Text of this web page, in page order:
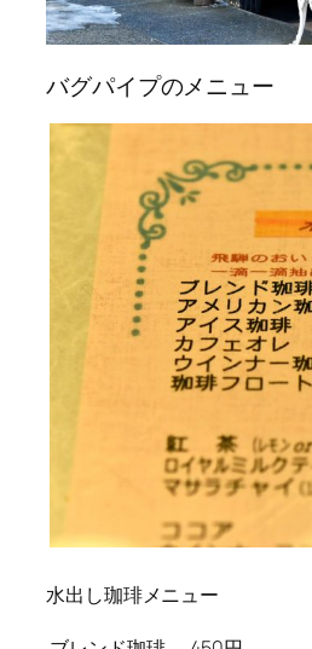
バグパイプのメニュー
水出し珈琲メニュー